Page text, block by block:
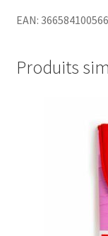
EAN:
Produits